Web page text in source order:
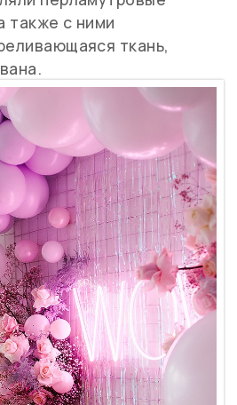
также с ними
ткань,